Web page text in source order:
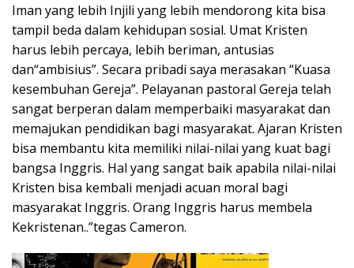
Iman yang lebih Injili yang lebih mendorong kita bisa
tampil beda dalam kehidupan sosial. Umat Kristen
harus lebih percaya, lebih beriman, antusias
dan“ambisius”. Secara pribadi saya merasakan “Kuasa
kesembuhan Gereja”. Pelayanan pastoral Gereja telah
sangat berperan dalam memperbaiki masyarakat dan
memajukan pendidikan bagi masyarakat. Ajaran Kristen
bisa membantu kita memiliki nilai-nilai yang kuat bagi
bangsa Inggris. Hal yang sangat baik apabila nilai-nilai
Kristen bisa kembali menjadi acuan moral bagi
masyarakat Inggris. Orang Inggris harus membela
Kekristenan..”tegas Cameron.